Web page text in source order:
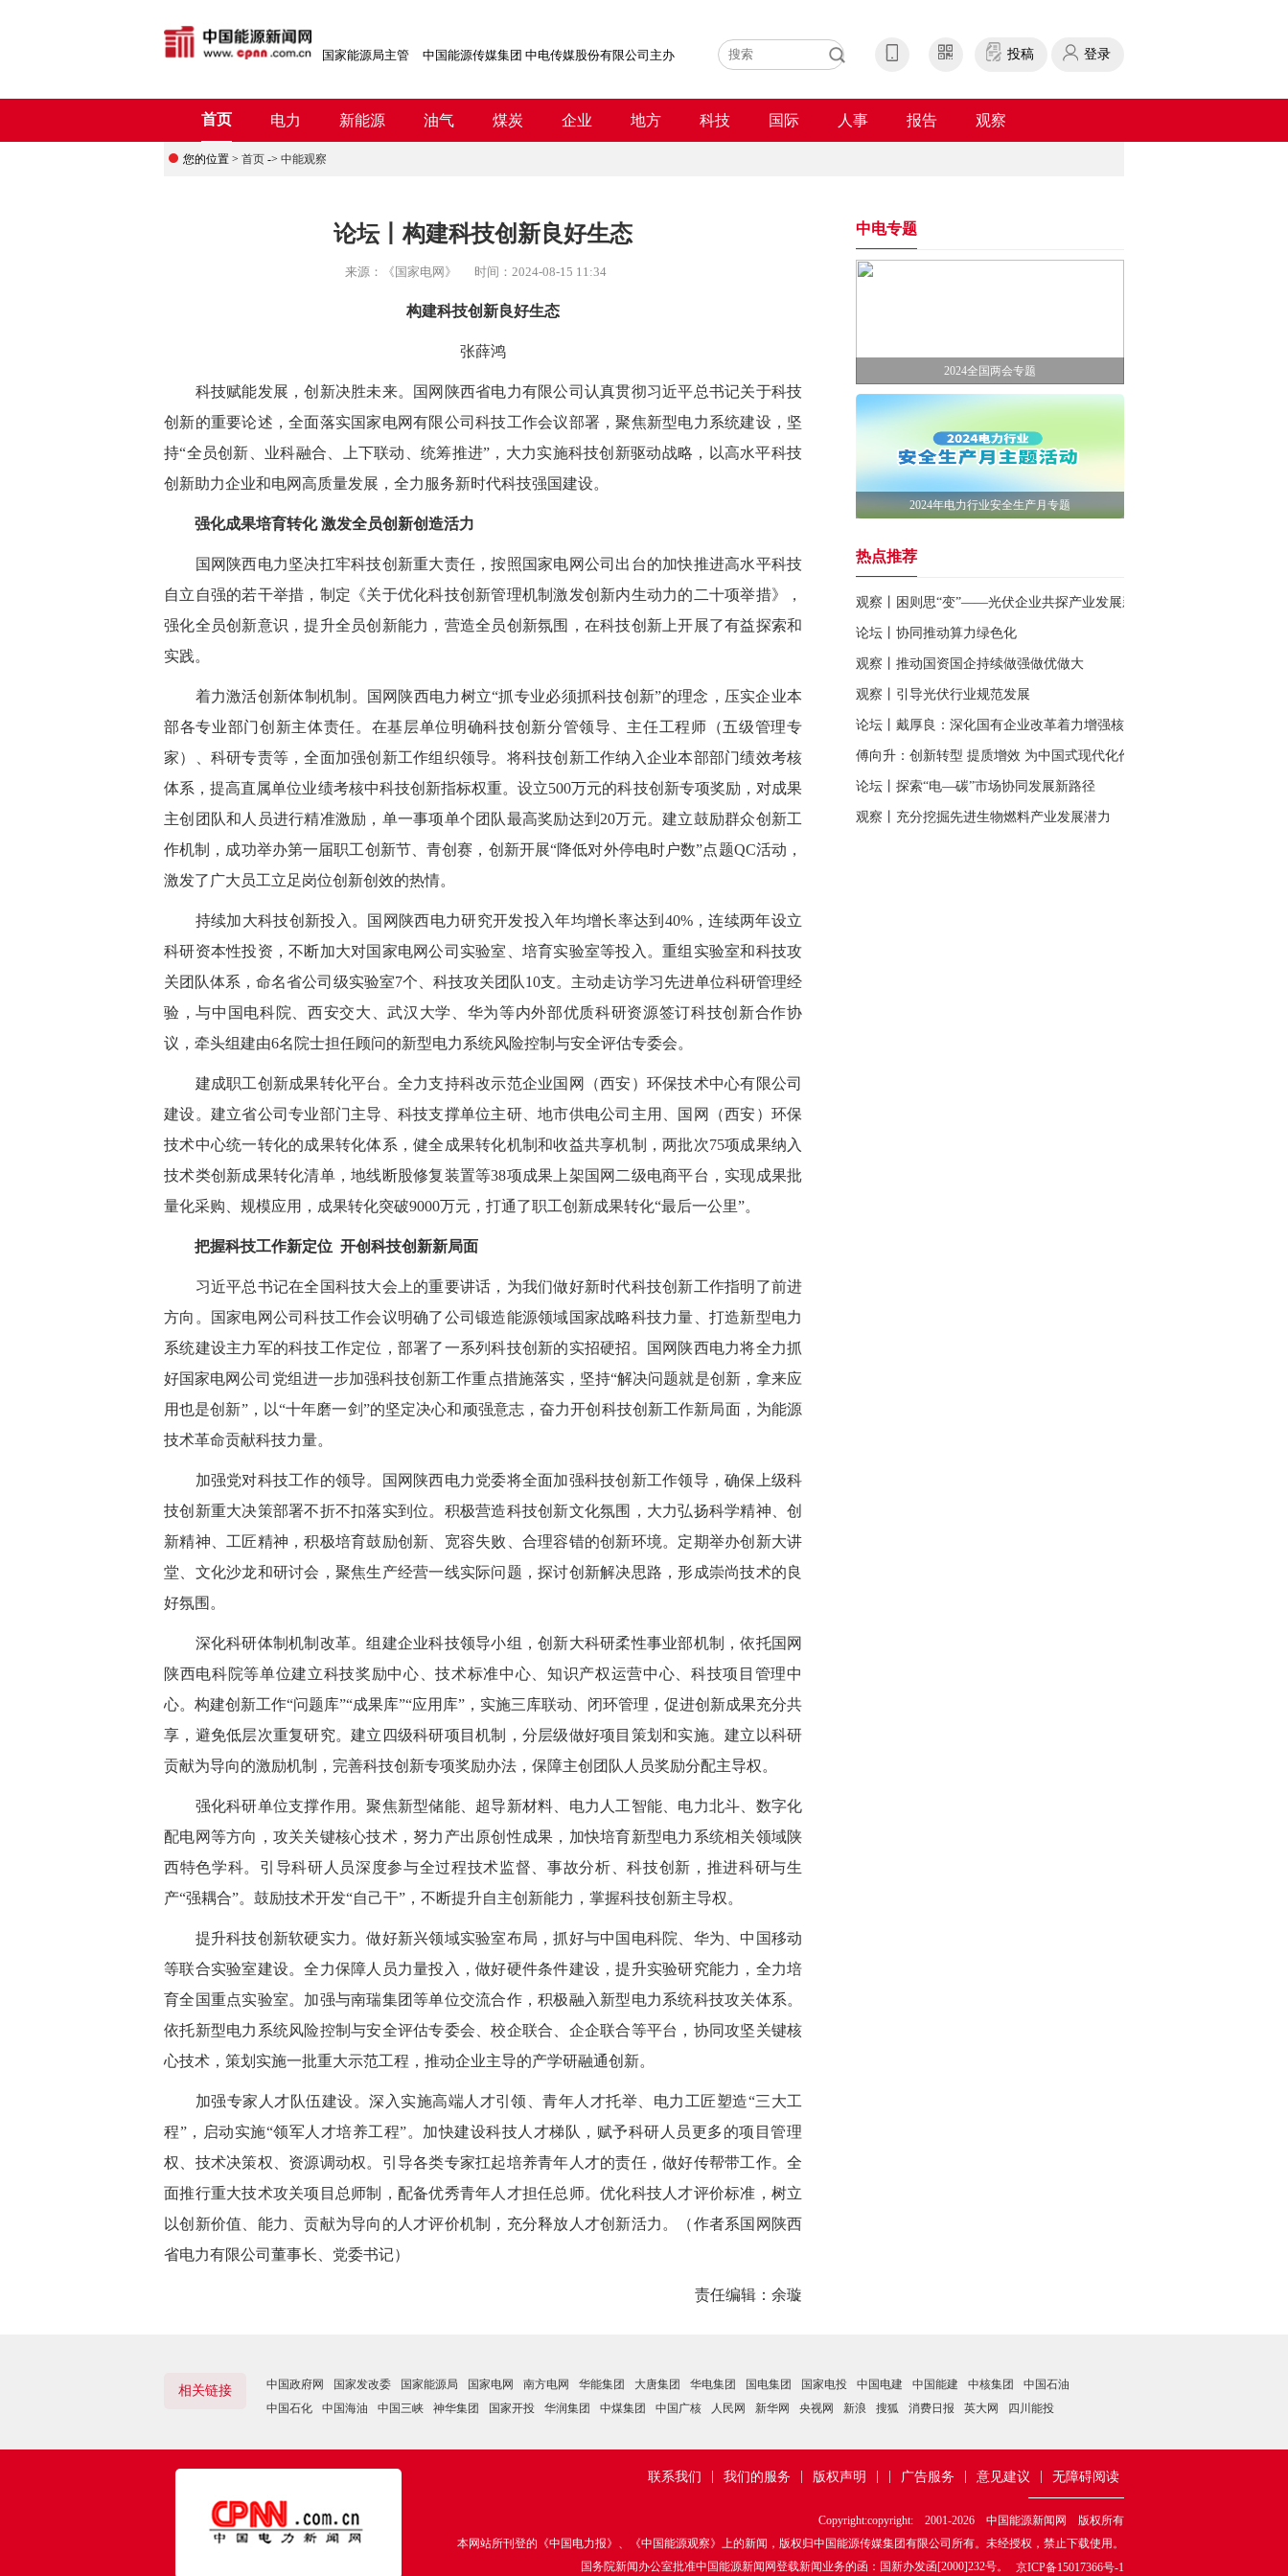
国家能源局主管 中国能源传媒集团 中电传媒股份有限公司主办 投稿 登录
首页 电力 新能源 油气 煤炭 企业 地方 科技 国际 人事 报告 观察
您的位置 > 首页 -> 中能观察
论坛丨构建科技创新良好生态
来源： 《国家电网》 时间： 2024-08-15 11:34
构建科技创新良好生态
张薛鸿
科技赋能发展，创新决胜未来。国网陕西省电力有限公司认真贯彻习近平总书记关于科技
创新的重要论述，全面落实国家电网有限公司科技工作会议部署，聚焦新型电力系统建设，坚
持“全员创新、业科融合、上下联动、统筹推进”，大力实施科技创新驱动战略，以高水平科技
创新助力企业和电网高质量发展，全力服务新时代科技强国建设。
强化成果培育转化激发全员创新创造活力
国网陕西电力坚决扛牢科技创新重大责任，按照国家电网公司出台的加快推进高水平科技
自立自强的若干举措，制定《关于优化科技创新管理机制激发创新内生动力的二十项举措》，
强化全员创新意识，提升全员创新能力，营造全员创新氛围，在科技创新上开展了有益探索和
实践。
着力激活创新体制机制。国网陕西电力树立“抓专业必须抓科技创新”的理念，压实企业本
部各专业部门创新主体责任。在基层单位明确科技创新分管领导、主任工程师（五级管理专
家）、科研专责等，全面加强创新工作组织领导。将科技创新工作纳入企业本部部门绩效考核
体系，提高直属单位业绩考核中科技创新指标权重。设立500万元的科技创新专项奖励，对成果
主创团队和人员进行精准激励，单一事项单个团队最高奖励达到 20万元。建立鼓励群众创新工
作机制，成功举办第一届职工创新节、青创赛，创新开展“降低对外停电时户数”点题QC活动，
激发了广大员工立足岗位创新创效的热情。
持续加大科技创新投入。国网陕西电力研究开发投入年均增长率达到 40%，连续两年设立
科研资本性投资，不断加大对国家电网公司实验室、培育实验室等投入。重组实验室和科技攻
关团队体系，命名省公司级实验室7个、科技攻关团队10支。主动走访学习先进单位科研管理经
验，与中国电科院、西安交大、武汉大学、华为等内外部优质科研资源签订科技创新合作协
议，牵头组建由6名院士担任顾问的新型电力系统风险控制与安全评估专委会。
建成职工创新成果转化平台。全力支持科改示范企业国网（西安）环保技术中心有限公司
建设。建立省公司专业部门主导、科技支撑单位主研、地市供电公司主用、国网（西安）环保
技术中心统一转化的成果转化体系，健全成果转化机制和收益共享机制，两批次75项成果纳入
技术类创新成果转化清单，地线断股修复装置等38项成果上架国网二级电商平台，实现成果批
量化采购、规模应用，成果转化突破9000万元，打通了职工创新成果转化“最后一公里”。
把握科技工作新定位 开创科技创新新局面
习近平总书记在全国科技大会上的重要讲话，为我们做好新时代科技创新工作指明了前进
方向。国家电网公司科技工作会议明确了公司锻造能源领域国家战略科技力量、打造新型电力
系统建设主力军的科技工作定位，部署了一系列科技创新的实招硬招。国网陕西电力将全力抓
好国家电网公司党组进一步加强科技创新工作重点措施落实，坚持“解决问题就是创新，拿来应
用也是创新”，以“十年磨一剑”的坚定决心和顽强意志，奋力开创科技创新工作新局面，为能源
技术革命贡献科技力量。
加强党对科技工作的领导。国网陕西电力党委将全面加强科技创新工作领导，确保上级科
技创新重大决策部署不折不扣落实到位。积极营造科技创新文化氛围，大力弘扬科学精神、创
新精神、工匠精神，积极培育鼓励创新、宽容失败、合理容错的创新环境。定期举办创新大讲
堂、文化沙龙和研讨会，聚焦生产经营一线实际问题，探讨创新解决思路，形成崇尚技术的良
好氛围。
深化科研体制机制改革。组建企业科技领导小组，创新大科研柔性事业部机制，依托国网
陕西电科院等单位建立科技奖励中心、技术标准中心、知识产权运营中心、科技项目管理中
心。构建创新工作“问题库”“成果库”“应用库”，实施三库联动、闭环管理，促进创新成果充分共
享，避免低层次重复研究。建立四级科研项目机制，分层级做好项目策划和实施。建立以科研
贡献为导向的激励机制，完善科技创新专项奖励办法，保障主创团队人员奖励分配主导权。
强化科研单位支撑作用。聚焦新型储能、超导新材料、电力人工智能、电力北斗、数字化
配电网等方向，攻关关键核心技术，努力产出原创性成果，加快培育新型电力系统相关领域陕
西特色学科。引导科研人员深度参与全过程技术监督、事故分析、科技创新，推进科研与生
产“强耦合”。鼓励技术开发“自己干”，不断提升自主创新能力，掌握科技创新主导权。
提升科技创新软硬实力。做好新兴领域实验室布局，抓好与中国电科院、华为、中国移动
等联合实验室建设。全力保障人员力量投入，做好硬件条件建设，提升实验研究能力，全力培
育全国重点实验室。加强与南瑞集团等单位交流合作，积极融入新型电力系统科技攻关体系。
依托新型电力系统风险控制与安全评估专委会、校企联合、企企联合等平台，协同攻坚关键核
心技术，策划实施一批重大示范工程，推动企业主导的产学研融通创新。
加强专家人才队伍建设。深入实施高端人才引领、青年人才托举、电力工匠塑造“三大工
程”，启动实施“领军人才培养工程”。加快建设科技人才梯队，赋予科研人员更多的项目管理
权、技术决策权、资源调动权。引导各类专家扛起培养青年人才的责任，做好传帮带工作。全
面推行重大技术攻关项目总师制，配备优秀青年人才担任总师。优化科技人才评价标准，树立
以创新价值、能力、贡献为导向的人才评价机制，充分释放人才创新活力。（作者系国网陕西
省电力有限公司董事长、党委书记）
责任编辑：余璇
中电专题
2024全国两会专题
2024年电力行业安全生产月专题
热点推荐
观察丨困则思“变”——光伏企业共探产业发展新动能
论坛丨协同推动算力绿色化
观察丨推动国资国企持续做强做优做大
观察丨引导光伏行业规范发展
论坛丨戴厚良：深化国有企业改革着力增强核心功能提升核心竞争力
傅向升：创新转型 提质增效 为中国式现代化作出石化产业的新贡献
论坛丨探索“电—碳”市场协同发展新路径
观察丨充分挖掘先进生物燃料产业发展潜力
相关链接 中国政府网 国家发改委 国家能源局 国家电网 南方电网 华能集团 大唐集团 华电集团 国电集团 国家电投 中国电建 中国能建 中核集团
中国石油
中国石化
中国海油 中国三峡 神华集团 国家开投 华润集团 中煤集团 中国广核 人民网 新华网 央视网 新浪 搜狐 消费日报 英大网 四川能投
无障碍阅读
意见建议
广告服务
版权声明
我们的服务
联系我们
Copyright:copyright: 2001-2026 中国能源新闻网 版权所有
本网站所刊登的《中国电力报》、《中国能源观察》上的新闻，版权归中国能源传媒集团有限公司所有。未经授权，禁止下载使用。
国务院新闻办公室批准中国能源新闻网登载新闻业务的函：国新办发函[2000]232号。
京ICP备15017366号-1